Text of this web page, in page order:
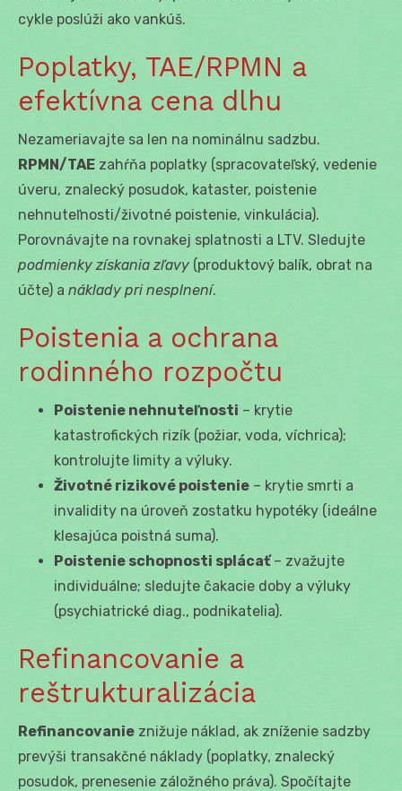
cykle poslúži ako vankúš.
Poplatky, TAE/RPMN a
efektívna cena dlhu
Nezameriavajte sa len na nominálnu sadzbu.
RPMN/TAE zahŕňa poplatky (spracovateľský, vedenie
úveru, znalecký posudok, kataster, poistenie
nehnuteľnosti/životné poistenie, vinkulácia).
Porovnávajte na rovnakej splatnosti a LTV. Sledujte
podmienky získania zľavy (produktový balík, obrat na
účte) a náklady pri nesplnení.
Poistenia a ochrana
rodinného rozpočtu
Poistenie nehnuteľnosti – krytie
katastrofických rizík (požiar, voda, víchrica);
kontrolujte limity a výluky.
Životné rizikové poistenie – krytie smrti a
invalidity na úroveň zostatku hypotéky (ideálne
klesajúca poistná suma).
Poistenie schopnosti splácať– zvažujte
individuálne; sledujte čakacie doby a výluky
(psychiatrické diag., podnikatelia).
Refinancovanie a
reštrukturalizácia
Refinancovanie znižuje náklad, ak zníženie sadzby
prevýši transakčné náklady (poplatky, znalecký
posudok, prenesenie záložného práva). Spočítajte